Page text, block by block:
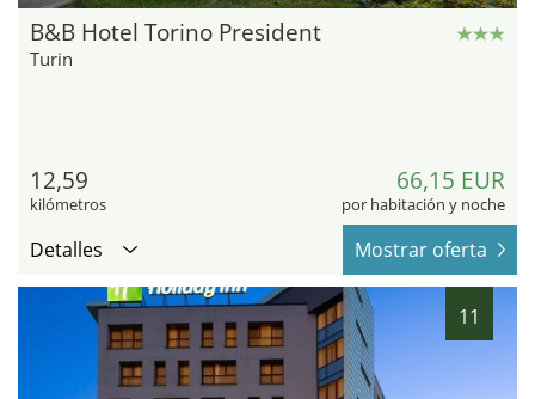
B&B Hotel Torino President
Turin
12,59
kilómetros
66,15 EUR
por habitación y noche
Detalles Mostrar oferta
11